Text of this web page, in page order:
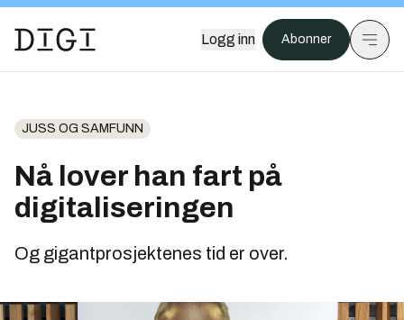
Logg inn Abonner
JUSS OG SAMFUNN
Nå lover han fart på
digitaliseringen
Og gigantprosjektenes tid er over.